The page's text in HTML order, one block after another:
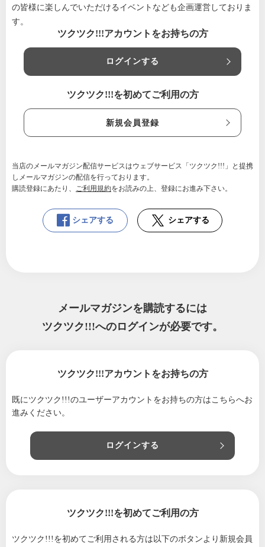
の皆様に楽しんでいただけるイベントなども企画運営しておりま
す。
ツクツク!!!アカウントをお持ちの方
ログインする
ツクツク!!!を初めてご利用の方
新規会員登録
当店のメールマガジン配信サービスはウェブサービス「ツクツク!!!」と提携
しメールマガジンの配信を行っております。
購読登録にあたり、 ご利用規約をお読みの上、登録にお進み下さい。
シェアする シェアする
メールマガジンを購読するには
ツクツク!!!へのログインが必要です。
ツクツク!!!アカウントをお持ちの方
既にツクツク!!!のユーザーアカウントをお持ちの方はこちらへお
進みください。
ログインする
ツクツク!!!を初めてご利用の方
ツクツク!!!を初めてご利用される方は 以下のボタンより新規会員